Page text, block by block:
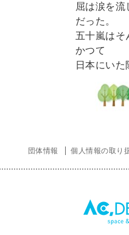
屈は涙を
だった。
五十嵐はそ
かつて
日本にい
団体情報 個人情報の取り